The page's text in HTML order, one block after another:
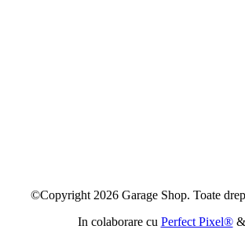
©Copyright 2026 Garage Shop. Toate
In colaborare cu Perfect Pixel®&